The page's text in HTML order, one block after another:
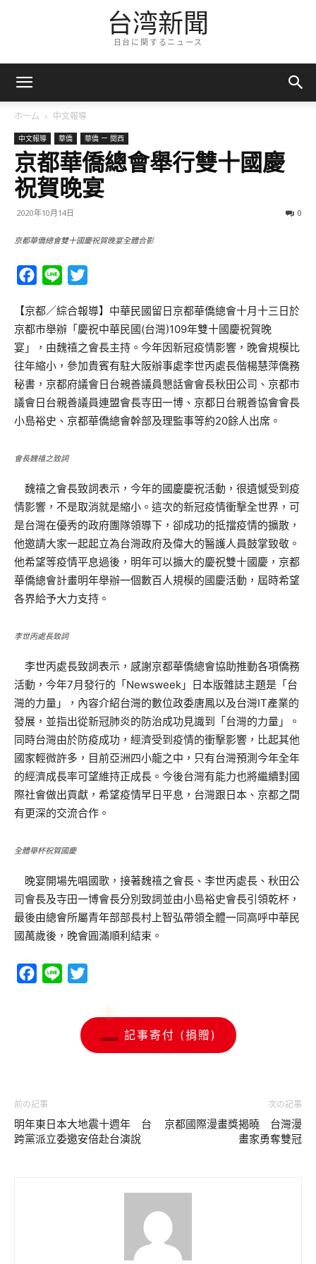
台湾新聞
日台に関するニュース
ホーム 中文報導
中文報導 華僑 華僑 ー 関西
京都華僑總會舉行雙十國慶
祝賀晚宴
2020年10月14日 0
京都華僑總會雙十國慶祝賀晚宴全體合影
Facebook
Line
【京都／綜合報導】中華民國留日京都華僑總會十月十三日於
京都市舉辦「慶祝中華民國(台灣)109年雙十國慶祝賀晚
宴」，由魏禧之會長主持。今年因新冠疫情影響，晚會規模比
往年縮小，參加貴賓有駐大阪辦事處李世丙處長偕楊慧萍僑務
秘書，京都府議會日台親善議員懇話會會長秋田公司、京都市
議會日台親善議員連盟會長寺田一博、京都日台親善協會會長
小島裕史、京都華僑總會幹部及理監事等約20餘人出席。
會長魏禧之致詞
魏禧之會長致詞表示，今年的國慶慶祝活動，很遺憾受到疫
情影響，不是取消就是縮小。這次的新冠疫情衝擊全世界，可
是台灣在優秀的政府團隊領導下，卻成功的抵擋疫情的擴散，
他邀請大家一起起立為台灣政府及偉大的醫護人員鼓掌致敬。
他希望等疫情平息過後，明年可以擴大的慶祝雙十國慶，京都
華僑總會計畫明年舉辦一個數百人規模的國慶活動，屆時希望
各界給予大力支持。
李世丙處長致詞
李世丙處長致詞表示，感謝京都華僑總會協助推動各項僑務
活動，今年7月發行的「Newsweek」日本版雜誌主題是「台
灣的力量」，內容介紹台灣的數位政委唐鳳以及台灣IT產業的
發展，並指出從新冠肺炎的防治成功見識到「台灣的力量」。
同時台灣由於防疫成功，經濟受到疫情的衝擊影響，比起其他
國家輕微許多，目前亞洲四小龍之中，只有台灣預測今年全年
的經濟成長率可望維持正成長。今後台灣有能力也將繼續對國
際社會做出貢獻，希望疫情早日平息，台灣跟日本、京都之間
有更深的交流合作。
全體舉杯祝賀國慶
晚宴開場先唱國歌，接著魏禧之會長、李世丙處長、秋田公
司會長及寺田一博會長分別致詞並由小島裕史會長引領乾杯，
最後由總會所屬青年部部長村上智弘帶領全體一同高呼中華民
國萬歲後，晚會圓滿順利結束。
Facebook
Line
記事寄付 (捐贈)
前の記事
明年東日本大地震十週年 台
跨黨派立委邀安倍赴台演說
次の記事
京都國際漫畫獎揭曉 台灣漫
畫家勇奪雙冠